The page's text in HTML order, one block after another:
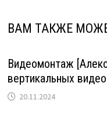
ВАМ ТАКЖЕ
Видеомонтаж
вертикальных
20.11.2024